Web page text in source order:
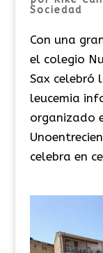
Sociedad
Con una
el colegio
Sax celebró
leucemia
organizado
celebra en